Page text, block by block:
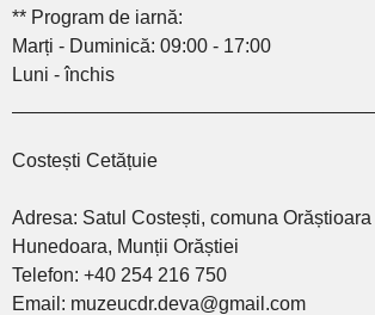
** Program de iarnă:
Marți - Duminică: 09:00 - 17:00
Luni - închis
Costești Cetățuie
Adresa: Satul Costești, comuna Orăștioara
Hunedoara, Munții Orăștiei
Telefon: +40 254 216 750
Email: muzeucdr.deva@gmail.com